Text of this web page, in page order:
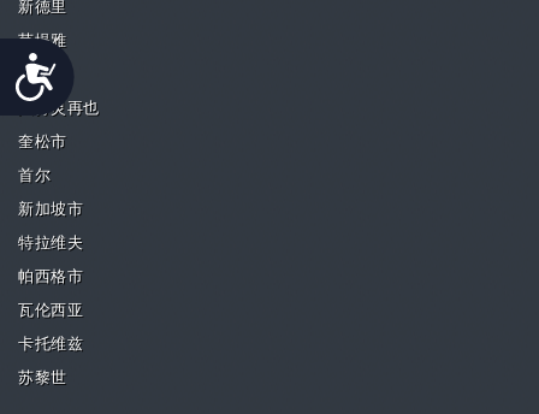
Accessibility
新德里
芭堤雅
槟城
八打灵再也
奎松市
首尔
新加坡市
特拉维夫
帕西格市
瓦伦西亚
卡托维兹
苏黎世